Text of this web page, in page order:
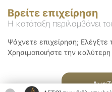
Βρείτε επιχείρηση
Η κατάταξη περιλαμβάνει
Ψάχνετε επιχείρηση;
Χρησιμοποιήστε την